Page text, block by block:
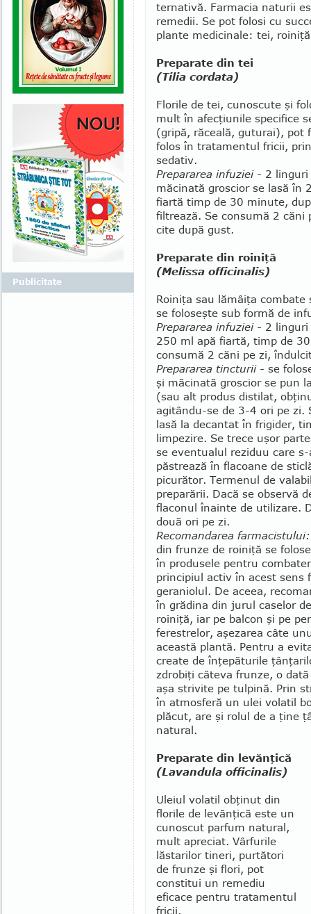
ternativă. Farmacia naturii
remedii. Se pot folosi cu
plante medicinale: tei,
Preparate din tei
(Tilia cordata)
Florile de tei, cunoscute şi
mult în afec­­ţiunile specifice
(gripă, răceală, guturai), pot
fo­los în tratamentul fricii,
sedativ.
Prepararea in­fu­ziei - 2 linguri
măcinată groscior se lasă în
fiartă timp de 30 minute,
filtrează. Se consumă 2
cite după gust.
Preparate din roiniţă
(Melissa officinalis)
Roiniţa sau lămâiţa
se foloseşte sub formă de
Prepararea infuziei - 2 linguri
250 ml apă fiartă, timp de
consumă 2 căni pe zi,
Prepararea tincturii - se
şi măcinată groscior se pun
(sau alt produs distilat,
agitându-se de 3-4 ori pe zi.
lasă la decantat în frigider,
limpezire. Se trece uşor
se eventualul reziduu care
păstrează în flacoane de
picurător. Termenul de
preparării. Dacă se observă
flaco­nul înainte de utilizare.
două ori pe zi.
Recomandarea farmacistului:
din frun­ze de roiniţă se
în produsele pen­tru
principiul activ în acest sens
geraniolul. De aceea,
în gră­­dina din jurul caselor
roiniţă, iar pe balcon şi pe
ferestrelor, aşezarea câte
această plantă. Pentru a
create de înţepăturile
zdrobiţi câte­va frunze, o
aşa strivite pe tulpină. Prin
în atmosferă un ulei volatil
plăcut, are şi rolul de a ţine
natural.
Preparate din levănţică
(Lavandula officinalis)
Uleiul volatil obţinut din
florile de levănţică este un
cunoscut parfum natural,
mult apreciat. Vârfurile
lăstarilor tineri, purtători
de frun­ze şi flori, pot
consti­tui un reme­diu
eficace pentru tratamentul
fricii.
Publicitate